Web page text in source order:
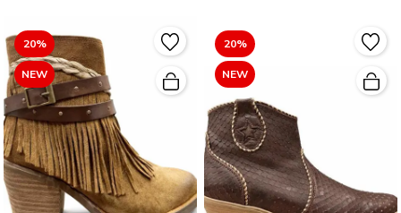
20%
NEW
20%
NEW